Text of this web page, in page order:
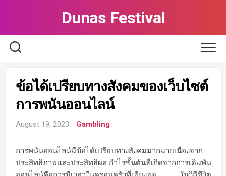
Dunas Festival
ข้อได้เปรียบทางสังคมของเว็บไซต์
การพนันออนไลน์
August 19, 2023 Gambling
การพนันออนไลน์มีข้อได้เปรียบทางสังคมมากมายเนื่องจาก
ประสิทธิภาพและประสิทธิผล กำไรขั้นต้นที่เกิดจากการเดิมพัน